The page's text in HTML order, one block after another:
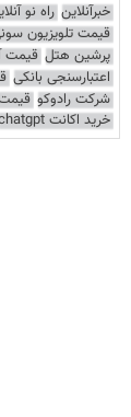
خبرآنلاین راه نو
قیمت تلویزیون
پرشین هتل قیمت
اعتبارسنجی بانکی
شرکت رادوکو
خرید اکانت chatgpt